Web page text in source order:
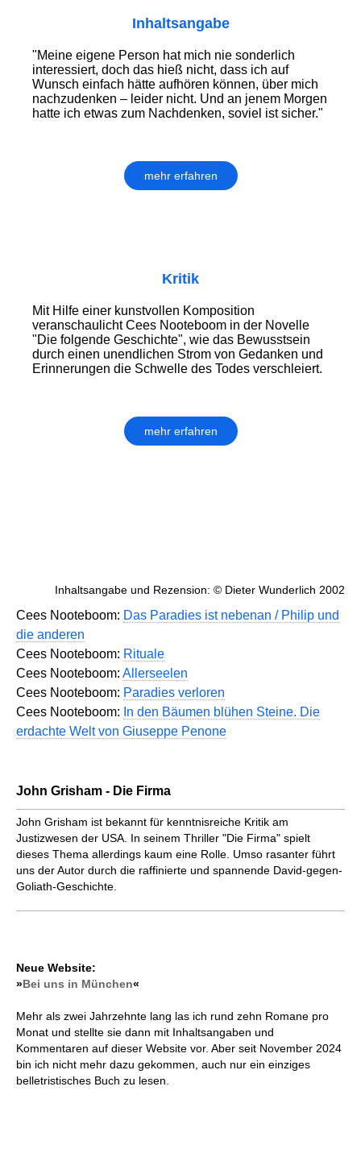
Inhaltsangabe
"Meine eigene Person hat mich nie sonderlich
interessiert, doch das hieß nicht, dass ich auf
Wunsch einfach hätte aufhören können, über mich
nachzudenken ‒ leider nicht. Und an jenem Morgen
hatte ich etwas zum Nachdenken, soviel ist sicher."
mehr erfahren
Kritik
Mit Hilfe einer kunstvollen Komposition
veranschaulicht Cees Nooteboom in der Novelle
"Die folgende Geschichte", wie das Bewusstsein
durch einen unendlichen Strom von Gedanken und
Erinnerungen die Schwelle des Todes verschleiert.
mehr erfahren
Inhaltsangabe und Rezension: © Dieter Wunderlich 2002
Cees Nooteboom: Das Paradies ist nebenan / Philip und
die anderen
Cees Nooteboom: Rituale
Cees Nooteboom: Allerseelen
Cees Nooteboom: Paradies verloren
Cees Nooteboom: In den Bäumen blühen Steine. Die
erdachte Welt von Giuseppe Penone
John Grisham - Die Firma
John Grisham ist bekannt für kenntnisreiche Kritik am
Justizwesen der USA. In seinem Thriller "Die Firma" spielt
dieses Thema allerdings kaum eine Rolle. Umso rasanter führt
uns der Autor durch die raffinierte und spannende David-gegen-
Goliath-Geschichte.
Neue Website:
»Bei uns in München«
Mehr als zwei Jahrzehnte lang las ich rund zehn Romane pro
Monat und stellte sie dann mit Inhaltsangaben und
Kommentaren auf dieser Website vor. Aber seit November 2024
bin ich nicht mehr dazu gekommen, auch nur ein einziges
belletristisches Buch zu lesen.